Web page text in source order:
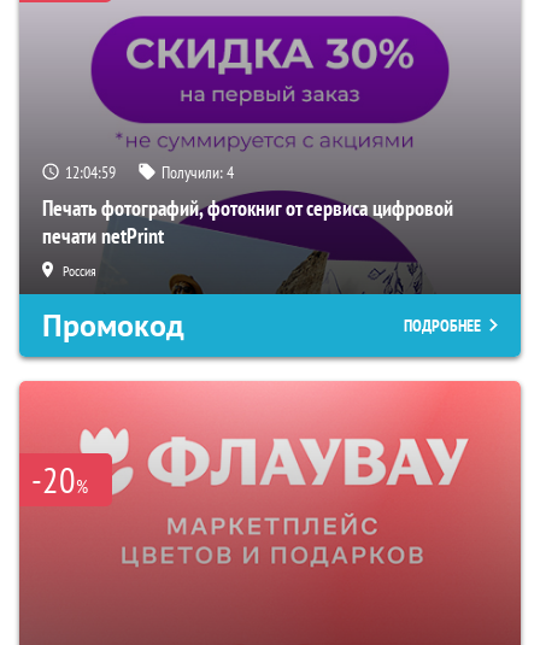
12:04:59 Получили:4
Печать фотографий, фотокниг от сервиса цифровой
печати netPrint
Россия
Промокод ПОДРОБНЕЕ
-20%